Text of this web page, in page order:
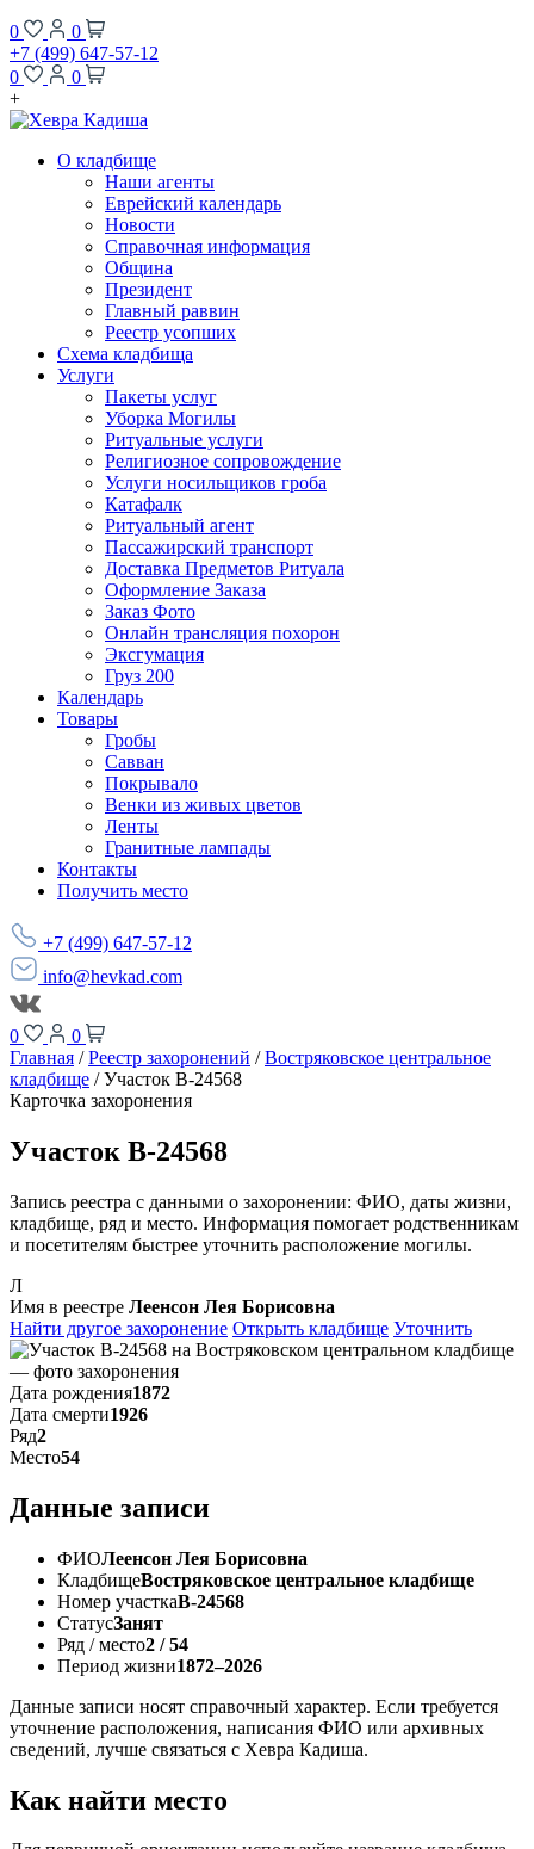
0
0
+7 (499) 647-57-12
0
0
+
О кладбище
Наши агенты
Еврейский календарь
Новости
Справочная информация
Община
Президент
Главный раввин
Реестр усопших
Схема кладбища
Услуги
Пакеты услуг
Уборка Могилы
Ритуальные услуги
Религиозное сопровождение
Услуги носильщиков гроба
Катафалк
Ритуальный агент
Пассажирский транспорт
Доставка Предметов Ритуала
Оформление Заказа
Заказ Фото
Онлайн трансляция похорон
Эксгумация
Груз 200
Календарь
Товары
Гробы
Савван
Покрывало
Венки из живых цветов
Ленты
Гранитные лампады
Контакты
Получить место
+7 (499) 647-57-12
info@hevkad.com
0
0
Главная / Реестр захоронений / Востряковское центральное
кладбище / Участок В-24568
Карточка захоронения
Участок В-24568
Запись реестра с данными о захоронении: ФИО, даты жизни,
кладбище, ряд и место. Информация помогает родственникам
и посетителям быстрее уточнить расположение могилы.
Л
Имя в реестре Леенсон Лея Борисовна
Найти другое захоронение Открыть кладбище Уточнить
Дата рождения1872
Дата смерти1926
Ряд2
Место54
Данные записи
ФИОЛеенсон Лея Борисовна
КладбищеВостряковское центральное кладбище
Номер участкаВ-24568
СтатусЗанят
Ряд / место2 / 54
Период жизни1872–2026
Данные записи носят справочный характер. Если требуется
уточнение расположения, написания ФИО или архивных
сведений, лучше связаться с Хевра Кадиша.
Как найти место